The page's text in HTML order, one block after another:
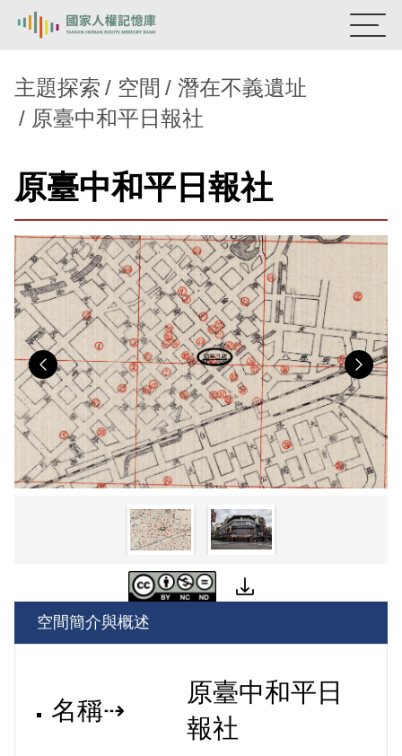
熱門關鍵字：陳孟和 李舜治
主題探索
背景知識
關於我們
意見信箱
主題探索 空間
潛在不義遺址
原臺中和平日報社
原臺中和平日報社
Previous
空間簡介與概述
名稱⇢
原臺中和平日
報社